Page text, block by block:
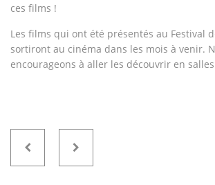
ces films !
Les films qui ont été présentés au Festival
sortiront au cinéma dans les mois à venir.
encourageons à aller les découvrir en